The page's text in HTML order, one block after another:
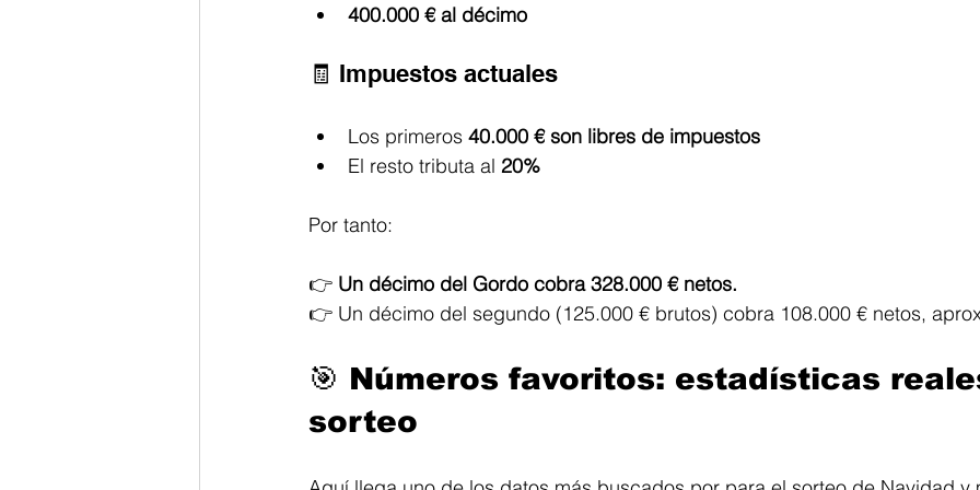
400.000 € al décimo
🧾 Impuestos actuales
Los primeros 40.000 € son libres de impuestos
El resto tributa al 20%
Por tanto:
👉 Un décimo del Gordo cobra 328.000 € netos.
👉 Un décimo del segundo (125.000 € brutos) cobra 108.000 € netos,
🎯 Números favoritos: estadísticas
sorteo